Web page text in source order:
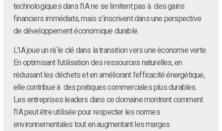
technologiques dans l’IA ne se limitent pas à des gains
financiers immédiats, mais s’inscrivent dans une perspective
de développement économique durable.
L’IA joue un rà´le clé dans la transition vers une économie verte.
En optimisant l’utilisation des ressources naturelles, en
réduisant les déchets et en améliorant l’efficacité énergétique,
elle contribue à des pratiques commerciales plus durables.
Les entreprises leaders dans ce domaine montrent comment
l’IA peut être utilisée pour respecter les normes
environnementales tout en augmentant les marges